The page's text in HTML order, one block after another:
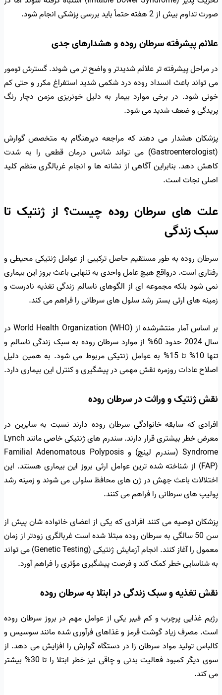
صورت تداوم بیش از 2 هفته حتماً باید بررسی پزشکی انجام شود.
علائم پیشرفته سرطان روده و هشدارهای جدی
در مراحل پیشرفته تر علائم شدیدتر و واضح تر می شوند. گسترش تومور
می تواند باعث انسداد روده درد شکمی شدید استفراغ مکرر و حتی کم
خونی شود. در برخی موارد بیمار به دلیل خونریزی مزمن دچار رنگ
پریدگی و ضعف شدید می شود.
پزشکان هشدار می دهند که مراجعه دیرهنگام به متخصص گوارش
(Gastroenterologist) می تواند شانس درمان قطعی را به شدت
کاهش دهد. بنابراین آگاهی از نشانه ها و انجام غربالگری منظم کلید
اصلی نجات است.
علت های سرطان روده چیست؟ از ژنتیک تا
سبک زندگی
سرطان روده به طور مستقیم حاصل ترکیبی از عوامل ژنتیکی محیطی و
رفتاری است. درواقع هیچ عامل واحدی به تنهایی باعث بروز این بیماری
نمی شود بلکه مجموعه ای از الگوهای ناسالم زندگی تغذیه نادرست و
زمینه های ارثی بستر رشد سلول های سرطانی را فراهم می کند.
بر اساس آمار منتشرشده از World Health Organization (WHO) در
سال 2024 حدود 60% از موارد سرطان روده به سبک زندگی ناسالم و
تنها 10% تا 15% به عوامل ژنتیکی مربوط می شود. به همین دلیل
اصلاح عادات روزمره نقش مهمی در پیشگیری و کنترل این بیماری دارد.
نقش ژنتیک و وراثت در سرطان روده
افرادی که سابقه خانوادگی سرطان روده دارند نسبت به سایرین در
معرض خطر بیشتری قرار دارند. سندرم های ژنتیکی خاصی مانند Lynch
Syndrome (سندرم لینچ) و Familial Adenomatous Polyposis
(FAP) از شناخته شده ترین عوامل ارثی بروز این بیماری هستند. این
اختلالات باعث جهش در ژن های محافظ سلولی می شوند و زمینه رشد
پولیپ های سرطانی را فراهم می کنند.
پزشکان توصیه می کنند افرادی که یکی از اعضای خانواده شان پیش از
سن 50 سالگی به سرطان روده مبتلا شده است غربالگری زودتر از زمان
معمول را آغاز کنند. انجام آزمایش ژنتیکی (Genetic Testing) می تواند
به شناسایی خطر کمک کند و فرصت پیشگیری مؤثری را فراهم آورد.
نقش تغذیه و سبک زندگی در ابتلا به سرطان روده
رژیم غذایی پرچرب و کم فیبر یکی از عوامل مهم در بروز سرطان روده
است. مصرف زیاد گوشت قرمز و غذاهای فرآوری شده مانند سوسیس و
کالباس تولید مواد سرطان زا در دستگاه گوارش را افزایش می دهد. از
سوی دیگر کمبود فعالیت بدنی و چاقی نیز خطر ابتلا را تا 30% بیشتر
می کند.